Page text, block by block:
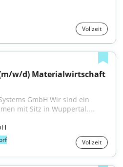
Vollzeit
w/d) Materialwirtschaft
GmbH Wir sind ein
mit Sitz in Wuppertal....
Vollzeit